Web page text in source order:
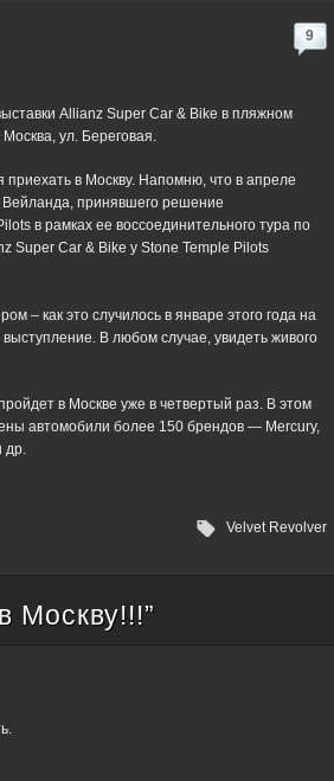
9
Allianz Super Car & Bike в пляжном
ул. Береговая.
приехать в Москву. Напомню, что в апреле
Вейланда, принявшего решение
в рамках ее воссоединительного тура по
Super Car & Bike у Stone Temple Pilots
– как это случилось в январе этого года на
В любом случае, увидеть живого
в Москве уже в четвертый раз. В этом
автомобили более 150 брендов — Mercury,
др.
Velvet Revolver
Москву!!!”